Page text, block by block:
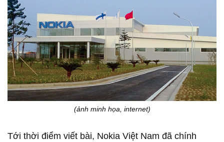
(ảnh minh họa, internet)
Tới thời điểm viết bài, Nokia Việt Nam đã chính